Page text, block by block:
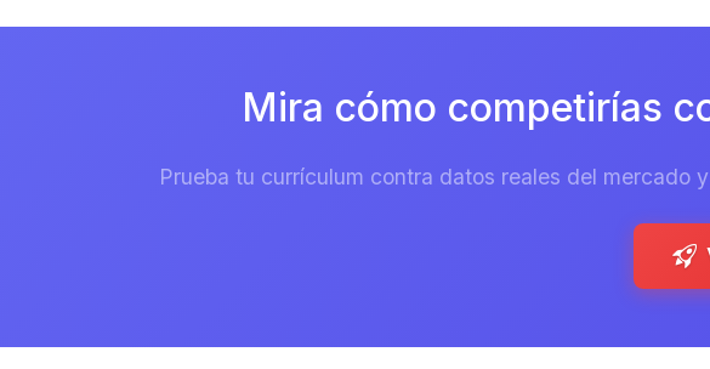
Mira cómo competirías
Prueba tu currículum contra datos reales del